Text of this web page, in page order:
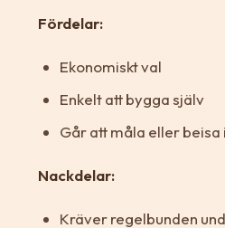
Fördelar:
Ekonomiskt val
Enkelt att bygga själv
Går att måla eller
Nackdelar:
Kräver regelbunden